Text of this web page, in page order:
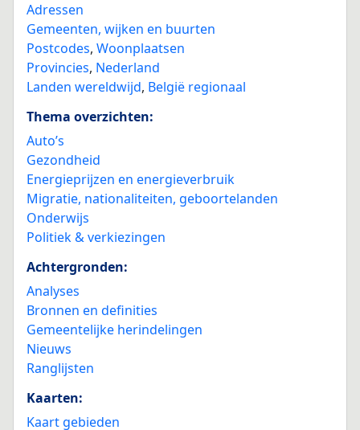
Adressen
Gemeenten, wijken en buurten
Postcodes, Woonplaatsen
Provincies, Nederland
Landen wereldwijd, België regionaal
Thema overzichten:
Auto’s
Gezondheid
Energieprijzen en energieverbruik
Migratie, nationaliteiten, geboortelanden
Onderwijs
Politiek & verkiezingen
Achtergronden:
Analyses
Bronnen en definities
Gemeentelijke herindelingen
Nieuws
Ranglijsten
Kaarten:
Kaart gebieden